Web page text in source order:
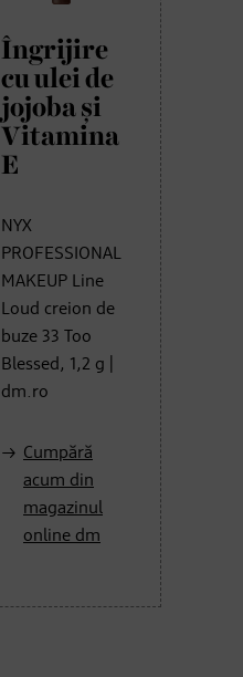
Îngrijire
cu ulei de
jojoba și
Vitamina
E
NYX
PROFESSIONAL
MAKEUP Line
Loud creion de
buze 33 Too
Blessed, 1,2 g |
dm.ro
Cumpără
acum din
magazinul
online dm